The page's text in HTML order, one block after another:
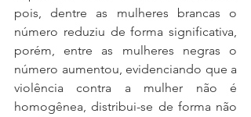
pois, dentre as mulheres brancas o
número reduziu de forma significativa,
porém, entre as mulheres negras o
número aumentou, evidenciando que a
violência contra a mulher não é
homogênea, distribui-se de forma não